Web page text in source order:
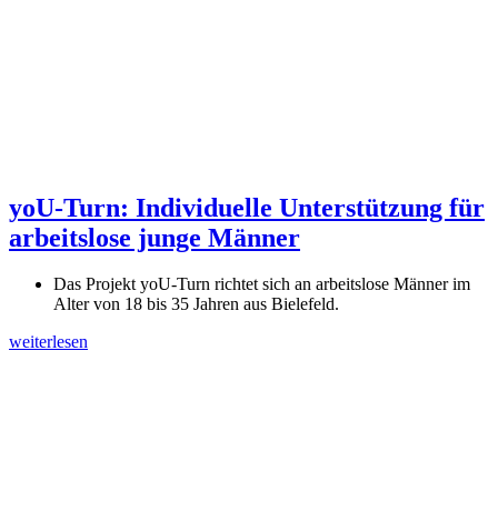
yoU-Turn: Individuelle Unterstützung für
arbeitslose junge Männer
Das Projekt yoU-Turn richtet sich an arbeitslose Männer im
Alter von 18 bis 35 Jahren aus Bielefeld.
weiterlesen